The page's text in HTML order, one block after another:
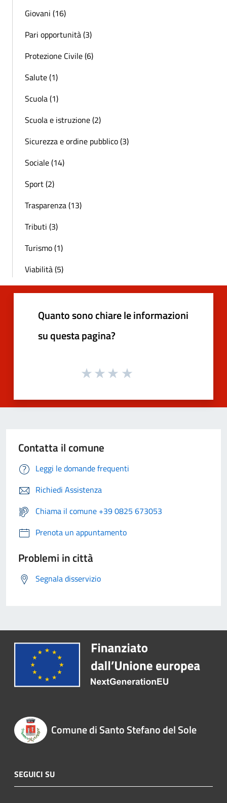
Giovani (16)
Pari opportunità (3)
Protezione Civile (6)
Salute (1)
Scuola (1)
Scuola e istruzione (2)
Sicurezza e ordine pubblico (3)
Sociale (14)
Sport (2)
Trasparenza (13)
Tributi (3)
Turismo (1)
Viabilità (5)
Quanto sono chiare le informazioni
su questa pagina?
Contatta il comune
Leggi le domande frequenti
Richiedi Assistenza
Chiama il comune +39 0825 673053
Prenota un appuntamento
Problemi in città
Segnala disservizio
Comune di Santo Stefano del Sole
SEGUICI SU